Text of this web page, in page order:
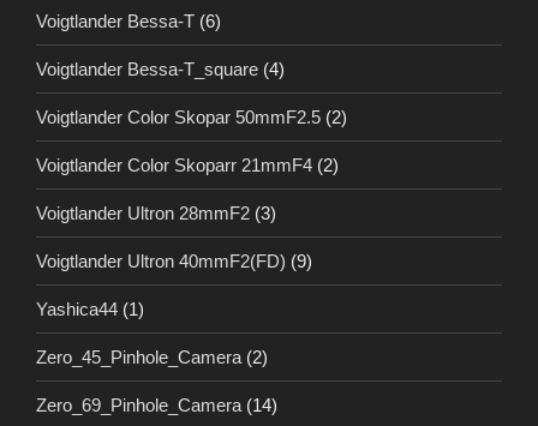
Voigtlander Bessa-T (6)
Voigtlander Bessa-T_square (4)
Voigtlander Color Skopar 50mmF2.5 (2)
Voigtlander Color Skoparr 21mmF4 (2)
Voigtlander Ultron 28mmF2 (3)
Voigtlander Ultron 40mmF2(FD) (9)
Yashica44 (1)
Zero_45_Pinhole_Camera (2)
Zero_69_Pinhole_Camera (14)